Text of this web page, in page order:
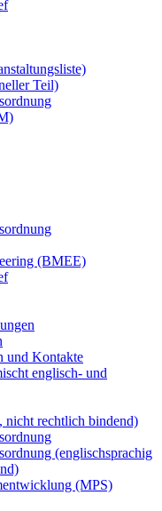
Teil)
(BMEE)
und Kontakte
englisch- und
nicht rechtlich bindend)
(englischsprachig
(MPS)